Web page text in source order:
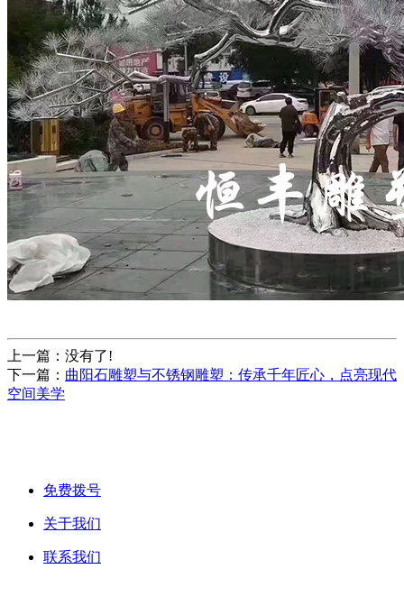
上一篇：没有了!
下一篇： 曲阳石雕塑与不锈钢雕塑：传承千年匠心，点亮现代
空间美学
免费拨号
关于我们
联系我们